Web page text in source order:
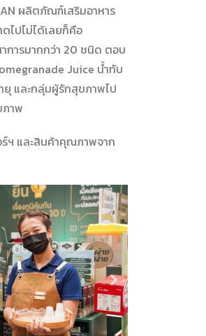
ผลิตภัณฑ์เสริมอาหาร
ไปไม่ได้เลยก็คือ
การมากกว่า 20 ชนิด ตอบ
Juice น้ำทับ
และกลุ่มผู้รักสุขภาพไป
ภาพ
ฯ และสินค้าคุณภาพจาก